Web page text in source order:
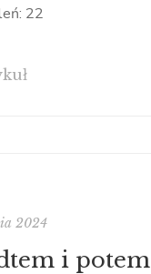
22
2024
i potem